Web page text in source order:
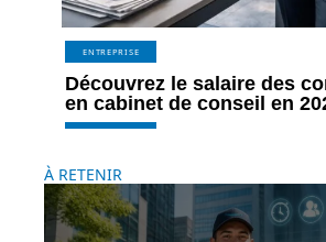
ENTREPRISE
Découvrez le salaire des
en cabinet de conseil en
À RETENIR